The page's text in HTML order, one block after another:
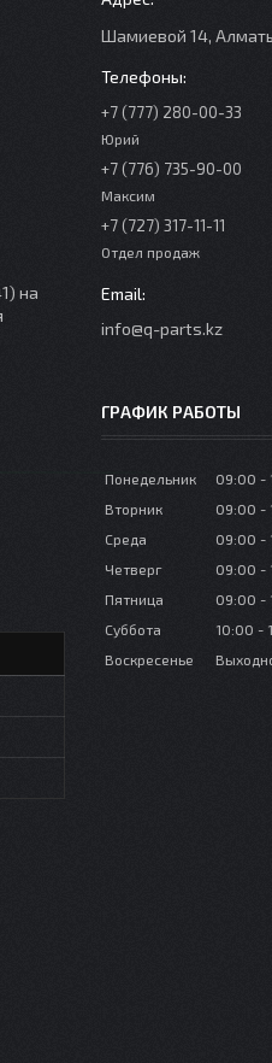
на
Шамиевой 14,
+7 (777) 280-00-33
Юрий
+7 (776) 735-90-00
Максим
+7 (727) 317-11-11
Отдел продаж
info@q-parts.kz
ГРАФИК РАБОТЫ
Понедельник 09:00
Вторник
09:00
Среда
09:00
Четверг
09:00
Пятница
09:00
Суббота
10:00
Воскресенье